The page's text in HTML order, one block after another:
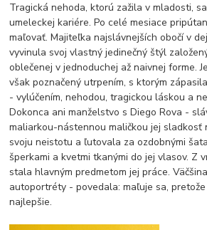
retro kúpeľne
Nákup tovaru pre firmy bez DPH
Ako znížiť náklady
Ako znížiť náklady na firmu
szco nakup bez dph nakupovanie na firmu bez dph
Tragická nehoda, ktorú zažila v mladosti,
umeleckej kariére. Po celé mesiace
maľovať. Majiteľka najslávnejších obočí v
vyvinula svoj vlastný jedinečný štýl
oblečenej v jednoduchej až naivnej forme.
však poznačený utrpením, s ktorým
- vylúčením, nehodou, tragickou láskou a
Dokonca ani manželstvo s Diego Rova -
maliarkou-nástennou maličkou jej sladkosť
svoju neistotu a ľutovala za ozdobnými
šperkami a kvetmi tkanými do jej vlasov. Z
stala hlavným predmetom jej práce.
autoportréty - povedala: maľuje sa,
najlepšie.